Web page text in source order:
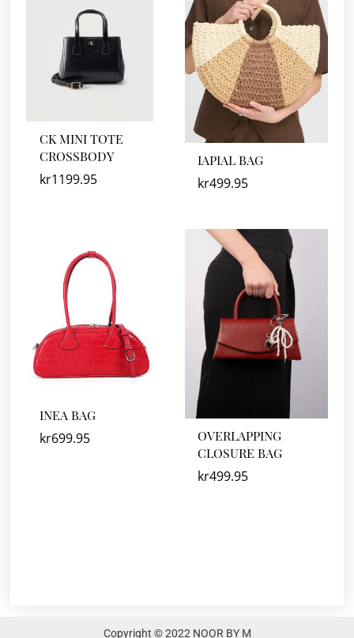
CK MINI TOTE
CROSSBODY
kr1199.95
IAPIAL BAG
kr499.95
INEA BAG
kr699.95
OVERLAPPING
CLOSURE BAG
kr499.95
Copyright © 2022 NOOR BY M